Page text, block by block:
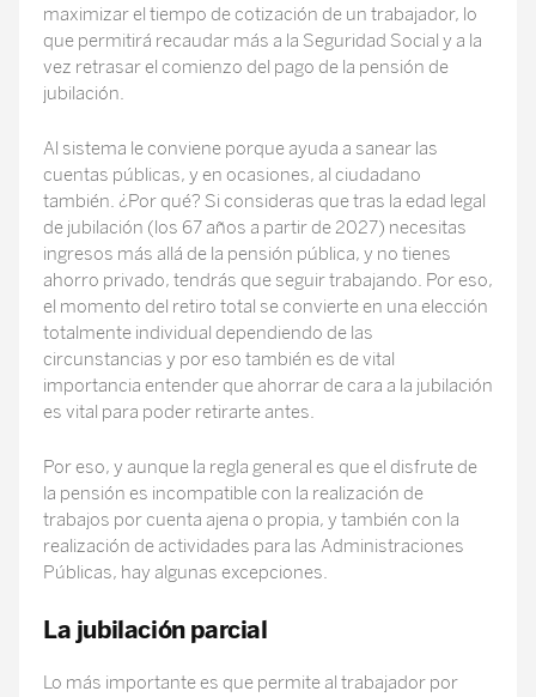
maximizar el tiempo de cotización de un trabajador, lo
que permitirá recaudar más a la Seguridad Social y a la
vez retrasar el comienzo del pago de la pensión de
jubilación.
Al sistema le conviene porque ayuda a sanear las
cuentas públicas, y en ocasiones, al ciudadano
también. ¿Por qué? Si consideras que tras la edad legal
de jubilación (los 67 años a partir de 2027) necesitas
ingresos más allá de la pensión pública, y no tienes
ahorro privado, tendrás que seguir trabajando. Por eso,
el momento del retiro total se convierte en una elección
totalmente individual dependiendo de las
circunstancias y por eso también es de vital
importancia entender que ahorrar de cara a la jubilación
es vital para poder retirarte antes.
Por eso, y aunque la regla general es que el disfrute de
la pensión es incompatible con la realización de
trabajos por cuenta ajena o propia, y también con la
realización de actividades para las Administraciones
Públicas, hay algunas excepciones.
La jubilación parcial
Lo más importante es que permite al trabajador por